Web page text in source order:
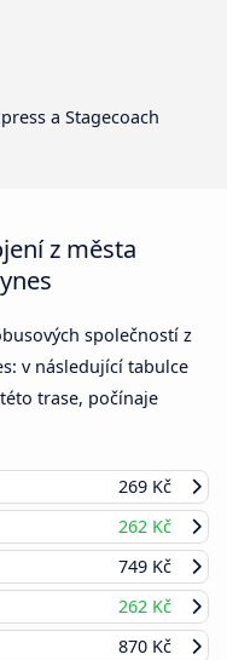
a Stagecoach
z města
společností z
v následující tabulce
trase, počínaje
269 Kč
262 Kč
749 Kč
262 Kč
870 Kč